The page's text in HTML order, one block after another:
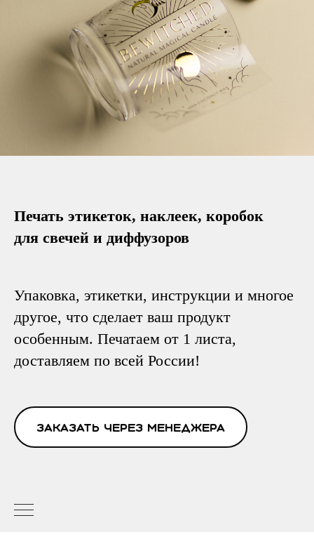
Печать этикеток, наклеек, коробок
для свечей и диффузоров
Упаковка, этикетки, инструкции и многое
другое, что сделает ваш продукт
особенным. Печатаем от 1 листа,
доставляем по всей России!
Заказать через менеджера